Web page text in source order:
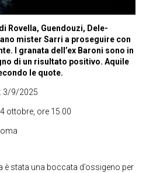
Rovella, Guendouzi, Dele-
mister Sarri a proseguire con
I granata dell’ex Baroni sono in
di un risultato positivo. Aquile
le quote.
: 3/9/2025
ottobre, ore 15.00
è stata una boccata d’ossigeno per